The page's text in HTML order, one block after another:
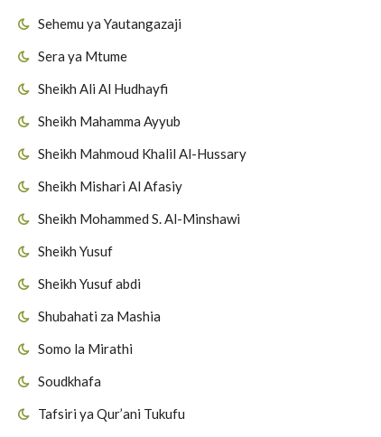
Sehemu ya Yautangazaji
Sera ya Mtume
Sheikh Ali Al Hudhayfi
Sheikh Mahamma Ayyub
Sheikh Mahmoud Khalil Al-Hussary
Sheikh Mishari Al Afasiy
Sheikh Mohammed S. Al-Minshawi
Sheikh Yusuf
Sheikh Yusuf abdi
Shubahati za Mashia
Somo la Mirathi
Soudkhafa
Tafsiri ya Qur’ani Tukufu